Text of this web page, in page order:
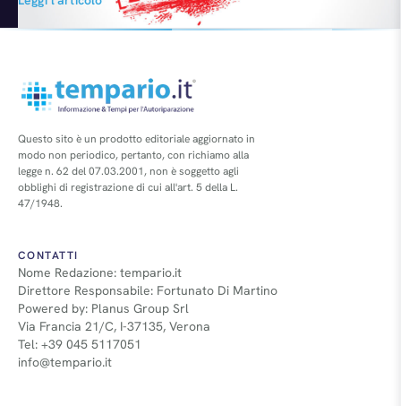
sull’orlo del fallimento e salvate soltanto grazie all’intervento
governativo? E invece, in appena 24 mesi, il Gruppo di Detroit è
Questo sito è un prodotto editoriale aggiornato in
modo non periodico, pertanto, con richiamo alla
legge n. 62 del 07.03.2001, non è soggetto agli
obblighi di registrazione di cui all'art. 5 della L.
47/1948.
CONTATTI
Nome Redazione: tempario.it
Direttore Responsabile: Fortunato Di Martino
Powered by: Planus Group Srl
Via Francia 21/C, I-37135, Verona
Tel: +39 045 5117051
info@tempario.it